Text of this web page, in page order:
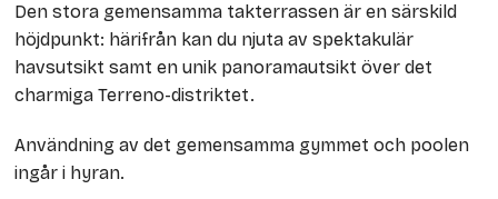
Den stora gemensamma takterrassen är en särskild
höjdpunkt: härifrån kan du njuta av spektakulär
havsutsikt samt en unik panoramautsikt över det
charmiga Terreno-distriktet.
Användning av det gemensamma gymmet och poolen
ingår i hyran.